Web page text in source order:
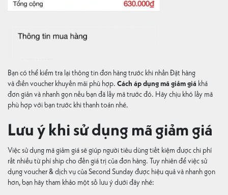
Bạn có thể kiểm tra lại thông tin đơn hàng trước khi nhấn Đặt hàng
và điền voucher khuyến mãi phù hợp. Cách áp dụng mã giảm giá khá
đơn giản và nhanh gọn nếu bạn đã lấy mã trước đó. Hãy chịu khó lấy mã
phù hợp với bạn trước khi thanh toán nhé.
Lưu ý khi sử dụng mã giảm giá
Việc sử dụng mã giảm giá sẽ giúp người tiêu dùng tiết kiệm được chi phí
rất nhiều từ phí ship cho đến giá trị của đơn hàng. Tuy nhiên để việc sử
dụng voucher & dịch vụ của Second Sunday được hiệu quả và nhanh gọn
hơn, bạn hãy tham khảo một số lưu ý dưới đây nhé: